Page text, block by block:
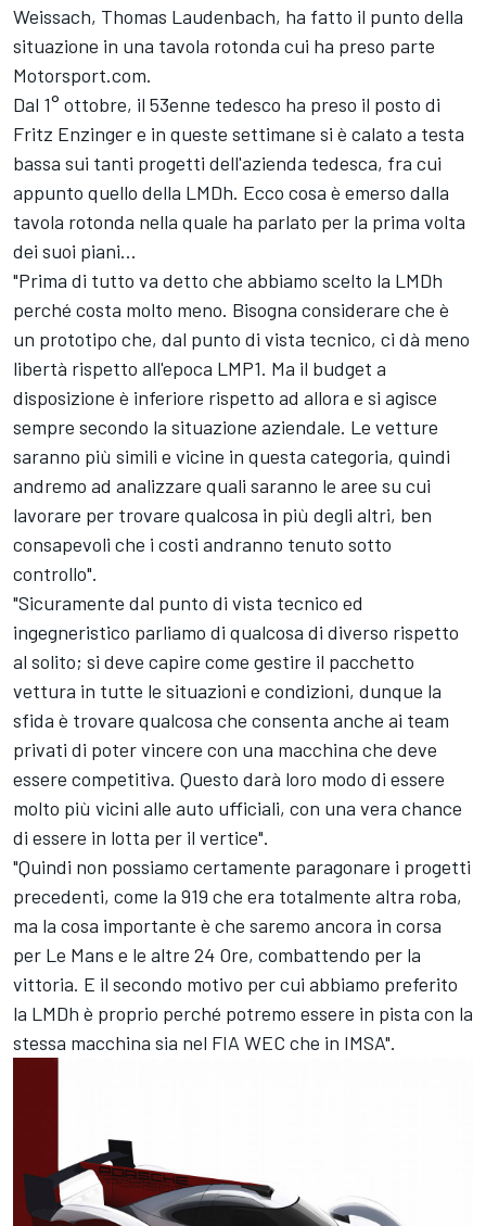
Weissach, Thomas Laudenbach, ha fatto il punto della
situazione in una tavola rotonda cui ha preso parte
Motorsport.com.
Dal 1° ottobre, il 53enne tedesco ha preso il posto di
Fritz Enzinger e in queste settimane si è calato a testa
bassa sui tanti progetti dell'azienda tedesca, fra cui
appunto quello della LMDh. Ecco cosa è emerso dalla
tavola rotonda nella quale ha parlato per la prima volta
dei suoi piani...
"Prima di tutto va detto che abbiamo scelto la LMDh
perché costa molto meno. Bisogna considerare che è
un prototipo che, dal punto di vista tecnico, ci dà meno
libertà rispetto all'epoca LMP1. Ma il budget a
disposizione è inferiore rispetto ad allora e si agisce
sempre secondo la situazione aziendale. Le vetture
saranno più simili e vicine in questa categoria, quindi
andremo ad analizzare quali saranno le aree su cui
lavorare per trovare qualcosa in più degli altri, ben
consapevoli che i costi andranno tenuto sotto
controllo".
"Sicuramente dal punto di vista tecnico ed
ingegneristico parliamo di qualcosa di diverso rispetto
al solito; si deve capire come gestire il pacchetto
vettura in tutte le situazioni e condizioni, dunque la
sfida è trovare qualcosa che consenta anche ai team
privati di poter vincere con una macchina che deve
essere competitiva. Questo darà loro modo di essere
molto più vicini alle auto ufficiali, con una vera chance
di essere in lotta per il vertice".
"Quindi non possiamo certamente paragonare i progetti
precedenti, come la 919 che era totalmente altra roba,
ma la cosa importante è che saremo ancora in corsa
per Le Mans e le altre 24 Ore, combattendo per la
vittoria. E il secondo motivo per cui abbiamo preferito
la LMDh è proprio perché potremo essere in pista con la
stessa macchina sia nel FIA WEC che in IMSA".